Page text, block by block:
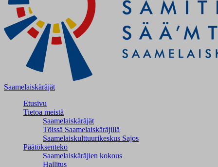
Saamelaiskäräjät
Etusivu
Tietoa meistä
Saamelaiskäräjät
Töissä Saamelaiskäräjillä
Saamelaiskulttuuri­keskus Sajos
Päätöksenteko
Saamelaiskäräjien kokous
Hallitus